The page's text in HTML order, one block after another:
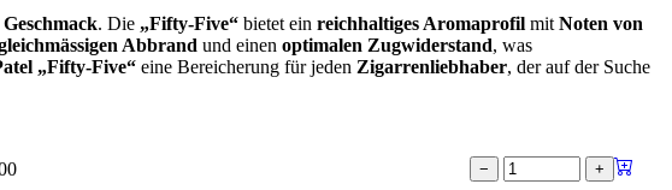
. Die „Fifty-Five“ bietet ein reichhaltiges Aromaprofil mit Noten von
Abbrand und einen optimalen Zugwiderstand, was
„Fifty-Five“ eine Bereicherung für jeden Zigarrenliebhaber, der auf der Suche
− +